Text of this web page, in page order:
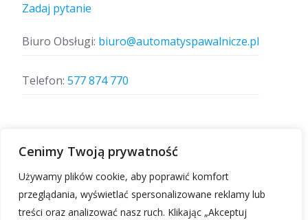
Cenimy Twoją prywatność
Używamy plików cookie, aby poprawić komfort
przeglądania, wyświetlać spersonalizowane reklamy lub
treści oraz analizować nasz ruch. Klikając „Akceptuj
Zadaj pytanie
Biuro Obsługi: biuro@automatyspawalnicze.pl
Telefon: 577 874 770